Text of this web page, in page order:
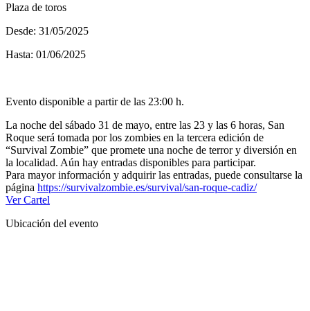
Plaza de toros
Desde: 31/05/2025
Hasta: 01/06/2025
Evento disponible a partir de las 23:00 h.
La noche del sábado 31 de mayo, entre las 23 y las 6 horas, San
Roque será tomada por los zombies en la tercera edición de
“Survival Zombie” que promete una noche de terror y diversión en
la localidad. Aún hay entradas disponibles para participar.
Para mayor información y adquirir las entradas, puede consultarse la
página https://survivalzombie.es/survival/san-roque-cadiz/
Ver Cartel
Ubicación del evento